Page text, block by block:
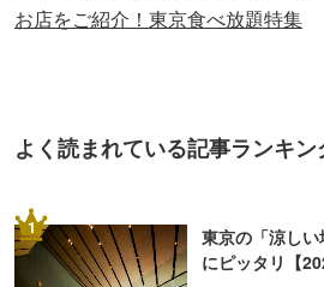
お店をご紹介！東京食べ放題特集
よく読まれている記事ランキン
1
東京の「涼し
にピッタリ【